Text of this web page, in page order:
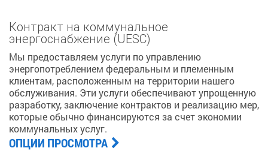
Контракт на коммунальное
энергоснабжение (UESC)
Мы предоставляем услуги по управлению
энергопотреблением федеральным и племенным
клиентам, расположенным на территории нашего
обслуживания. Эти услуги обеспечивают упрощенную
разработку, заключение контрактов и реализацию мер,
которые обычно финансируются за счет экономии
коммунальных услуг.
ОПЦИИ ПРОСМОТРА